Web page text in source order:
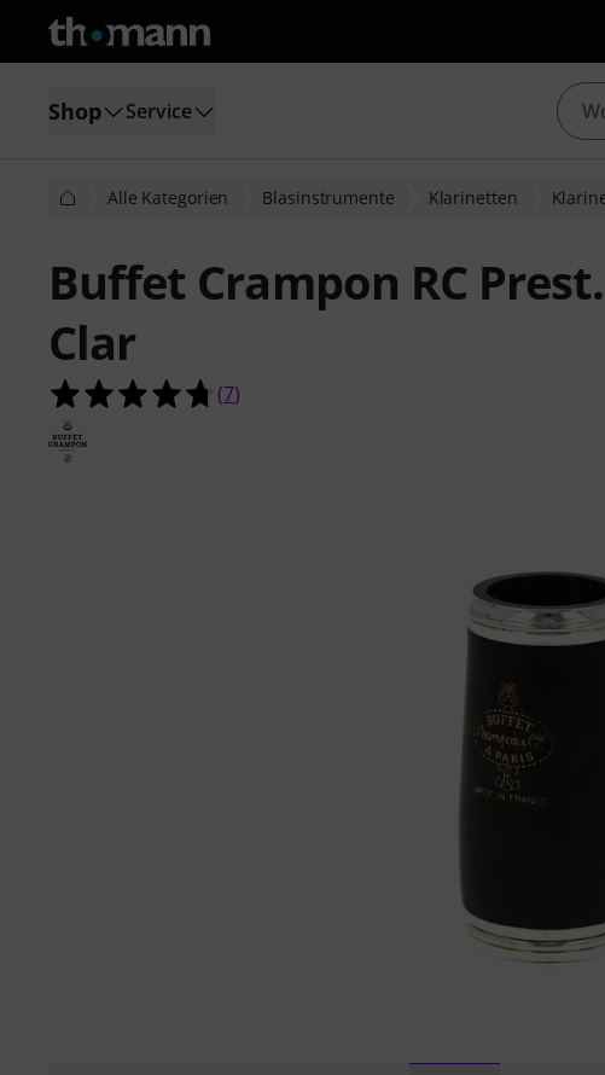
Shop Service
Alle Kategorien Blasinstrumente Klarinetten
Buffet Crampon RC
Clar
4.7 von 5 Sternen aus 7
(7)